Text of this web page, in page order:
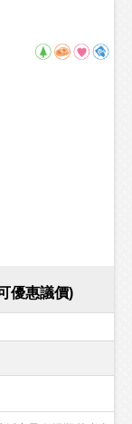
優惠議價)